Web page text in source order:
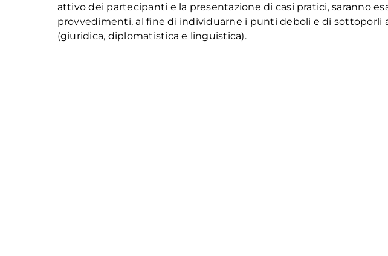
attivo dei partecipanti e la presentazione di casi pratici, saranno
provvedimenti, al fine di individuarne i punti deboli e di sottoporli
(giuridica, diplomatistica e linguistica).